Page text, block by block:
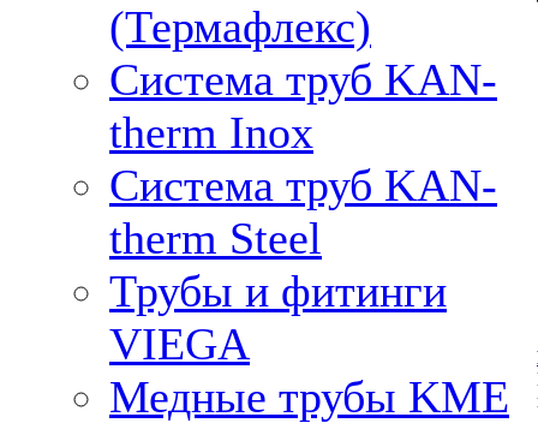
(Термафлекс)
Система труб KAN-
therm Inox
Система труб KAN-
therm Steel
Трубы и фитинги
VIEGA
Медные трубы KME